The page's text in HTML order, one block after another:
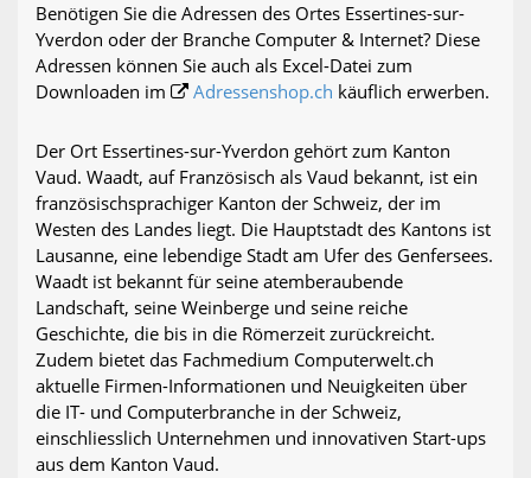
Benötigen Sie die Adressen des Ortes Essertines-sur-
Yverdon oder der Branche Computer & Internet? Diese
Adressen können Sie auch als Excel-Datei zum
Downloaden im
Adressenshop.ch käuflich erwerben.
Der Ort Essertines-sur-Yverdon gehört zum Kanton
Vaud. Waadt, auf Französisch als Vaud bekannt, ist ein
französischsprachiger Kanton der Schweiz, der im
Westen des Landes liegt. Die Hauptstadt des Kantons ist
Lausanne, eine lebendige Stadt am Ufer des Genfersees.
Waadt ist bekannt für seine atemberaubende
Landschaft, seine Weinberge und seine reiche
Geschichte, die bis in die Römerzeit zurückreicht.
Zudem bietet das Fachmedium Computerwelt.ch
aktuelle Firmen-Informationen und Neuigkeiten über
die IT- und Computerbranche in der Schweiz,
einschliesslich Unternehmen und innovativen Start-ups
aus dem Kanton Vaud.